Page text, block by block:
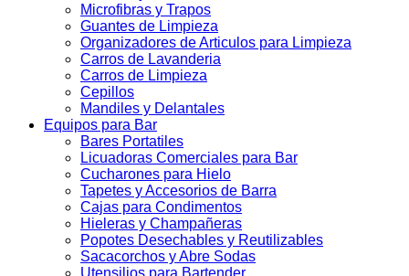
Microfibras y Trapos
Guantes de Limpieza
Organizadores de Articulos para Limpieza
Carros de Lavanderia
Carros de Limpieza
Cepillos
Mandiles y Delantales
Equipos para Bar
Bares Portatiles
Licuadoras Comerciales para Bar
Cucharones para Hielo
Tapetes y Accesorios de Barra
Cajas para Condimentos
Hieleras y Champañeras
Popotes Desechables y Reutilizables
Sacacorchos y Abre Sodas
Utensilios para Bartender